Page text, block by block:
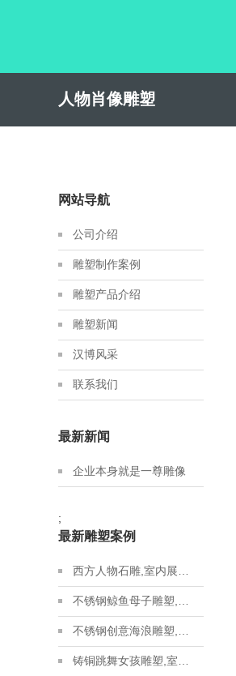
人物肖像雕塑
网站导航
公司介绍
雕塑制作案例
雕塑产品介绍
雕塑新闻
汉博风采
联系我们
最新新闻
企业本身就是一尊雕像
;
最新雕塑案例